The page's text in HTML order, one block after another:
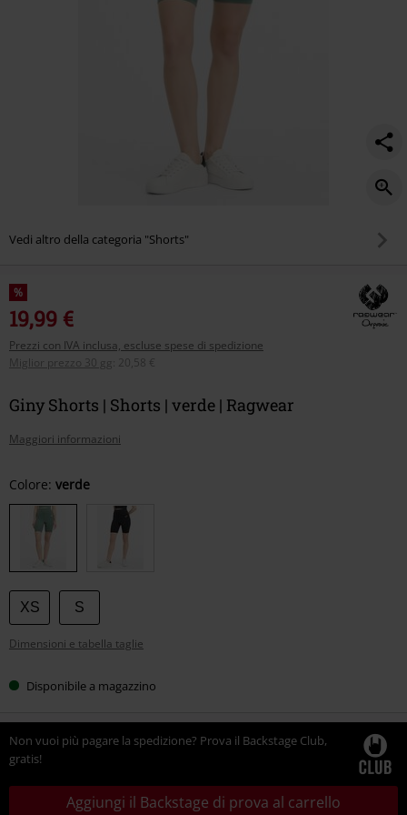
Vedi altro della categoria "Shorts"
%
19,99 €
Prezzi con IVA inclusa, escluse spese di spedizione
Miglior prezzo 30 gg 20,58 €
Giny Shorts | Shorts | verde | Ragwear
Maggiori informazioni
Scegli
la
taglia
Colore: verde
XS S
Dimensioni e tabella taglie
Disponibile a magazzino
Non vuoi più pagare la spedizione? Prova il Backstage Club,
gratis!
Aggiungi il Backstage di prova al carrello